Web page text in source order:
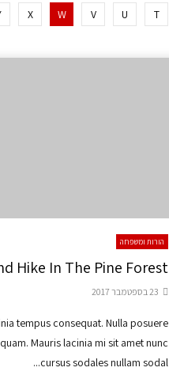
T
U
V
W
X
הורות ומשפחה
Hike In The Pine Forest
23 בספטמבר 2017
tempus consequat. Nulla posuere
Mauris lacinia mi sit amet nunc
cursus sodales nullam sodal...